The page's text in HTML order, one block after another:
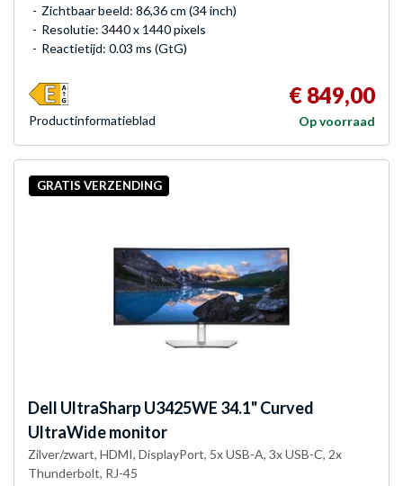
Zichtbaar beeld: 86,36 cm (34 inch)
Resolutie: 3440 x 1440 pixels
Reactietijd: 0.03 ms (GtG)
€ 849,00
Op voorraad
Product­informatieblad
GRATIS VERZENDING
Dell UltraSharp U3425WE 34.1" Curved
UltraWide monitor
Zilver/zwart, HDMI, DisplayPort, 5x USB-A, 3x USB-C, 2x
Thunderbolt, RJ-45